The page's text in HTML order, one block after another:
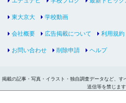
東大京大 学校動画
会社概要 広告掲載について 利用規約
お問い合わせ 削除申請 ヘルプ
掲載の記事・写真・イラスト・独自調査データなど、
送信等を禁じます